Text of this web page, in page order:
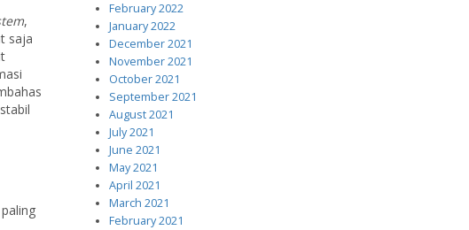
,
saja
February 2022
January 2022
December 2021
November 2021
October 2021
September 2021
August 2021
July 2021
June 2021
May 2021
April 2021
March 2021
February 2021